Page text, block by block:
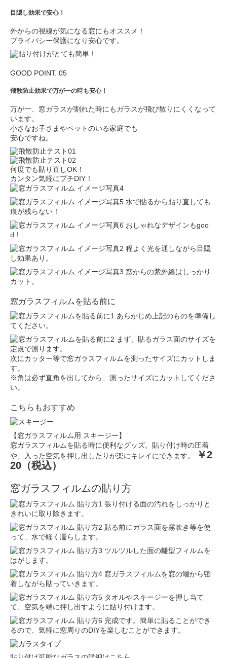
目隠し効果で安心！
外からの視線が気になる窓にもオススメ！
プライバシー保護になり安心です。
GOOD POINT. 05
飛散防止効果で万が一の時も安心！
万が一、窓ガラスが割れた時にもガラスが飛び散りにくくなって
います。
小さなお子さまやペットのいる家庭でも
安心ですね。
何度でも貼り直しOK！
カンタン気軽にプチDIY！
水で貼るから貼り直しても
痕が残らない！
おしゃれなデザインもgoo
d！
程よく光を通しながら目隠
し効果あり。
窓からの紫外線はしっかり
カット。
窓ガラスフィルムを貼る前に
あらかじめ上記のものを準備し
てください。
まず、貼るガラス面のサイズを
定規で測ります。
次にカッター等で窓ガラスフィルムを測ったサイズにカットしま
す。
※角は必ず直角を出してから、測ったサイズにカットしてくださ
い。
こちらもおすすめ
【窓ガラスフィルム用 スキージー】
窓ガラスフィルムを貼る時に便利なグッズ。貼り付け時の圧着
や、入った空気を押し出したりが楽にキレイにできます。
￥2
20（税込）
窓ガラスフィルムの貼り方
張り付ける面の汚れをしっかりと
きれいに取り除きます。
貼る前にガラス面を霧吹き等を使
って、水で軽く濡らします。
ツルツルした面の離型フィルムを
はがします。
窓ガラスフィルムを窓の端から密
着しながら貼っていきます。
タオルやスキージーを押し当て
て、空気を端に押し出すように貼り付けます。
完成です。簡単に貼ることができ
るので、気軽に窓周りのDIYを楽しむことができます。